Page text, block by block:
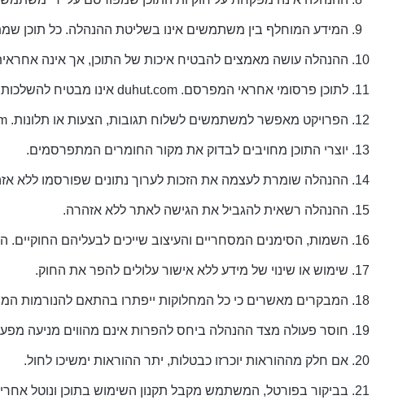
המידע המוחלף בין משתמשים אינו בשליטת ההנהלה. כל תוכן
ההנהלה עושה מאמצים להבטיח איכות של התוכן, אך אינה
לתוכן פרסומי אחראי המפרסם. duhut.com אינו מבטיח להשלכות הנובעים מעסקה עם מפרסמים.
הפרויקט מאפשר למשתמשים לשלוח תגובות, הצעות או תלונות. duhut.com אינו אחראי לתוכן חומרים אלה.
יוצרי התוכן מחויבים לבדוק את מקור החומרים המתפרסמים.
ההנהלה שומרת לעצמה את הזכות לערוך נתונים שפורסמו ללא
ההנהלה רשאית להגביל את הגישה לאתר ללא אזהרה.
השמות, הסימנים המסחריים והעיצוב שייכים לבעליהם החוקיים.
שימוש או שינוי של מידע ללא אישור עלולים להפר את החוק.
המבקרים מאשרים כי כל המחלוקות ייפתרו בהתאם להנורמות
חוסר פעולה מצד ההנהלה ביחס להפרות אינם מהווים מניעה
אם חלק מההוראות יוכרזו כבטלות, יתר ההוראות ימשיכו לחול.
בביקור בפורטל, המשתמש מקבל תקנון השימוש בתוכן ונוטל